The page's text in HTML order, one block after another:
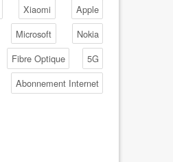
Xiaomi
Apple
Microsoft
Nokia
Fibre Optique
5G
Abonnement Internet